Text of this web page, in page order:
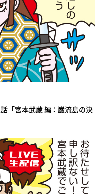
「宮本武蔵 編：巌流島の決